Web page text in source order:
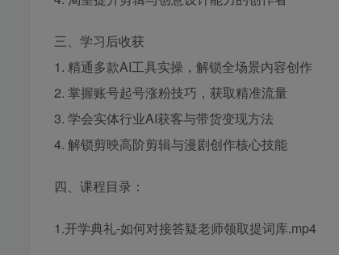
三、学习后收获
1. 精通多款AI工具实操，解锁全场景内容创作
2. 掌握账号起号涨粉技巧，获取精准流量
3. 学会实体行业AI获客与带货变现方法
4. 解锁剪映高阶剪辑与漫剧创作核心技能
四、课程目录：
1.开学典礼-如何对接答疑老师领取提词库.mp4